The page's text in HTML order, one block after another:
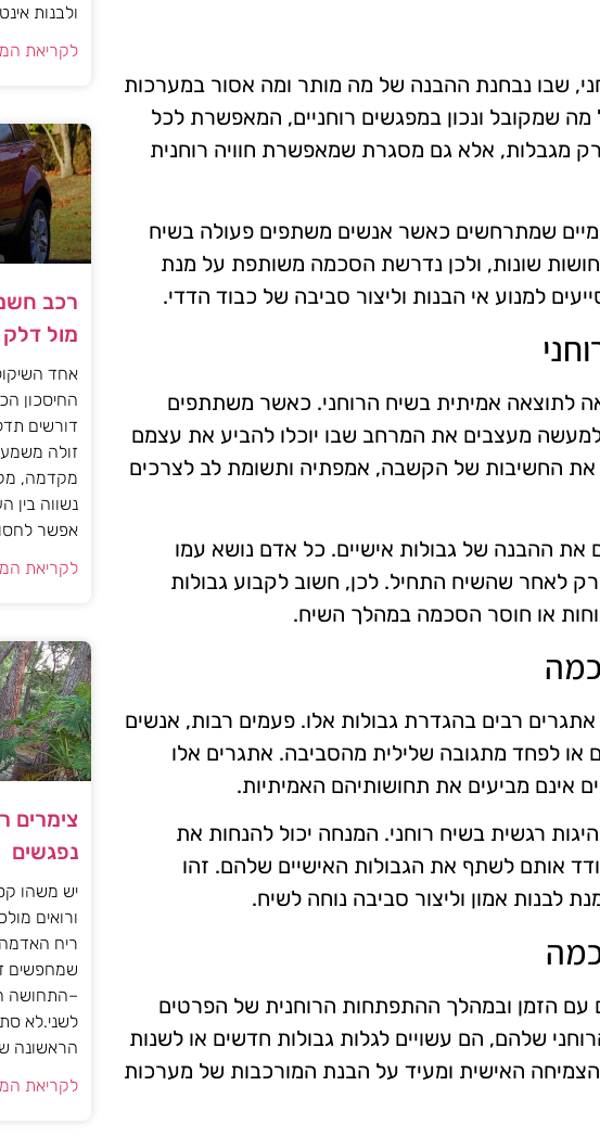
שבו נבחנת ההבנה של מה מותר ומה אסור במערכות
שמקובל ונכון במפגשים רוחניים, המאפשרת לכל
מגבלות, אלא גם מסגרת שמאפשרת חוויה רוחנית
שמתרחשים כאשר אנשים משתפים פעולה בשיח
שונות, ולכן נדרשת הסכמה משותפת על מנת
למנוע אי הבנות וליצור סביבה של כבוד הדדי.
לתוצאה אמיתית בשיח הרוחני. כאשר משתתפים
מעצבים את המרחב שבו יוכלו להביע את עצמם
החשיבות של הקשבה, אמפתיה ותשומת לב לצרכים
ההבנה של גבולות אישיים. כל אדם נושא עמו
רק לאחר שהשיח התחיל. לכן, חשוב לקבוע גבולות
או חוסר הסכמה במהלך השיח.
רבים בהגדרת גבולות אלו. פעמים רבות, אנשים
לפחד מתגובה שלילית מהסביבה. אתגרים אלו
אינם מביעים את תחושותיהם האמיתיות.
רגשית בשיח רוחני. המנחה יכול להנחות את
אותם לשתף את הגבולות האישיים שלהם. זהו
לבנות אמון וליצור סביבה נוחה לשיח.
הזמן ובמהלך ההתפתחות הרוחנית של הפרטים
שלהם, הם עשויים לגלות גבולות חדשים או לשנות
האישית ומעיד על הבנת המורכבות של מערכות
ולבנות
לקריאת
רכב
מול דלק
אחד
החיסכון
דורשים
זולה
מקדמה,
נשווה בין
אפשר
לקריאת
צימרים
נפגשים
יש משהו
ורואים
ריח
שמחפשים
–התחושה
לשני.לא
הראשונה
לקריאת